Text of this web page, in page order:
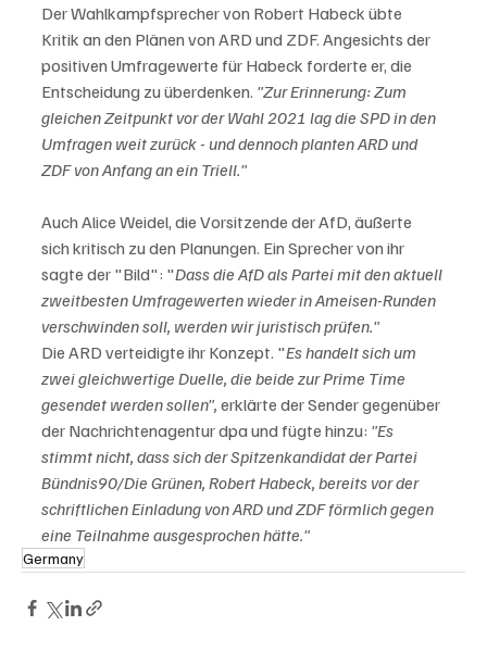
Der Wahlkampfsprecher von Robert Habeck übte
Kritik an den Plänen von ARD und ZDF. Angesichts der
positiven Umfragewerte für Habeck forderte er, die
Entscheidung zu überdenken. "Zur Erinnerung: Zum
gleichen Zeitpunkt vor der Wahl 2021 lag die SPD in den
Umfragen weit zurück - und dennoch planten ARD und
ZDF von Anfang an ein Triell."
Auch Alice Weidel, die Vorsitzende der AfD, äußerte
sich kritisch zu den Planungen. Ein Sprecher von ihr
sagte der "Bild": "Dass die AfD als Partei mit den aktuell
zweitbesten Umfragewerten wieder in Ameisen-Runden
verschwinden soll, werden wir juristisch prüfen."
Die ARD verteidigte ihr Konzept. "Es handelt sich um
zwei gleichwertige Duelle, die beide zur Prime Time
gesendet werden sollen", erklärte der Sender gegenüber
der Nachrichtenagentur dpa und fügte hinzu: "Es
stimmt nicht, dass sich der Spitzenkandidat der Partei
Bündnis90/Die Grünen, Robert Habeck, bereits vor der
schriftlichen Einladung von ARD und ZDF förmlich gegen
eine Teilnahme ausgesprochen hätte."
Germany